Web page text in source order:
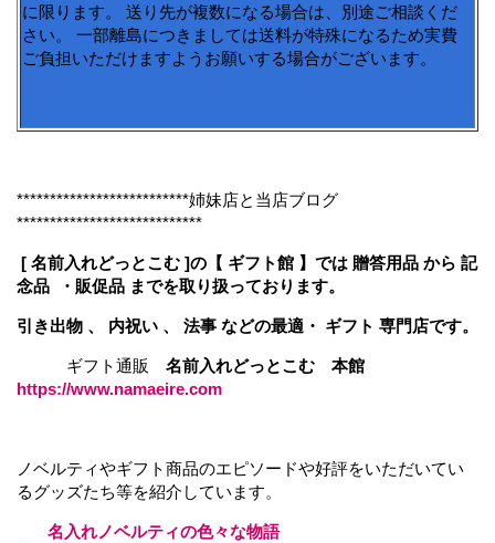
に限ります。 送り先が複数になる場合は、別途ご相談くだ
さい。 一部離島につきましては送料が特殊になるため実費
ご負担いただけますようお願いする場合がございます。
**************************姉妹店と当店ブログ
****************************
[ 名前入れどっとこむ ]の【 ギフト館 】では 贈答用品 から 記
念品 ・販促品 までを取り扱っております。
引き出物 、 内祝い 、 法事 などの最適・ ギフト 専門店です。
ギフト通販 名前入れどっとこむ 本館
https://www.namaeire.com
ノベルティやギフト商品のエピソードや好評をいただいてい
るグッズたち等を紹介しています。
名入れノベルティの色々な物語